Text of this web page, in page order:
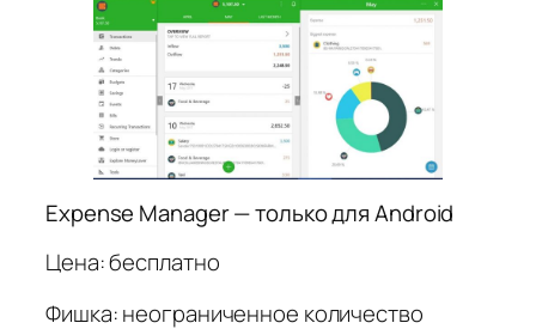
Expense Manager — только для Android
Цена: бесплатно
Фишка: неограниченное количество